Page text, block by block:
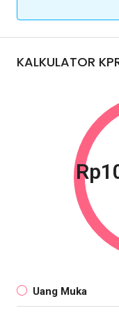
KALKULATOR
Uang Muka